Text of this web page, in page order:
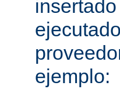
ejemplo: